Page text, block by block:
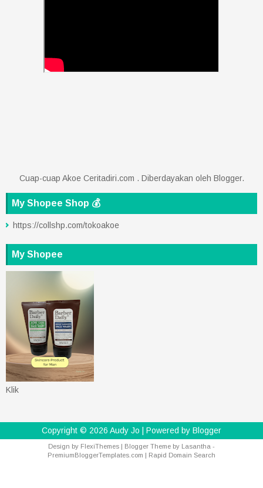
Cuap-cuap Akoe Ceritadiri.com . Diberdayakan oleh Blogger.
My Shopee Shop 💰
https://collshp.com/tokoakoe
My Shopee
Klik
Copyright © 2026 Audy Jo | Powered by Blogger
Design by FlexiThemes | Blogger Theme by Lasantha -
PremiumBloggerTemplates.com | Rapid Domain Search